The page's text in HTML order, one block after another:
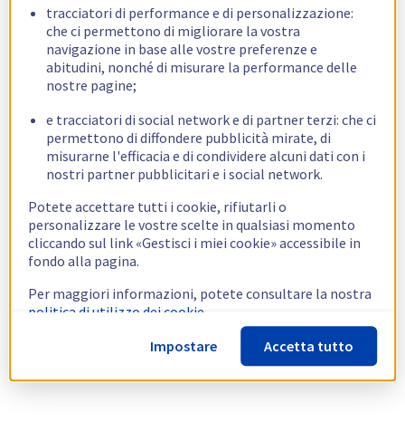
tracciatori di performance e di personalizzazione:
che ci permettono di migliorare la vostra
navigazione in base alle vostre preferenze e
abitudini, nonché di misurare la performance delle
nostre pagine;
e tracciatori di social network e di partner terzi: che ci
permettono di diffondere pubblicità mirate, di
misurarne l'efficacia e di condividere alcuni dati con i
nostri partner pubblicitari e i social network.
Potete accettare tutti i cookie, rifiutarli o
personalizzare le vostre scelte in qualsiasi momento
cliccando sul link «Gestisci i miei cookie» accessibile in
fondo alla pagina.
Per maggiori informazioni, potete consultare la nostra
politica di utilizzo dei cookie.
Impostare
Accetta tutto